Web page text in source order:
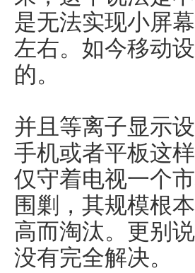
是无法实现小屏
左右。如今移动
的。
并且等离子显示
手机或者平板这
仅守着电视一个
围剿，其规模根
高而淘汰。更别
没有完全解决。